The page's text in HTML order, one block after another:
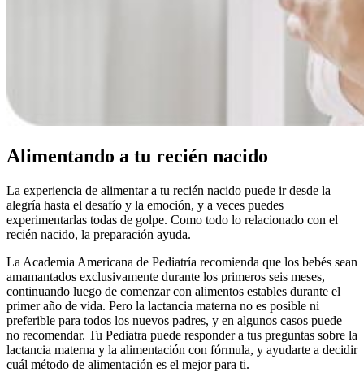
Alimentando a tu recién nacido
La experiencia de alimentar a tu recién nacido puede ir desde la
alegría hasta el desafío y la emoción, y a veces puedes
experimentarlas todas de golpe. Como todo lo relacionado con el
recién nacido, la preparación ayuda.
La Academia Americana de Pediatría recomienda que los bebés sean
amamantados exclusivamente durante los primeros seis meses,
continuando luego de comenzar con alimentos estables durante el
primer año de vida. Pero la lactancia materna no es posible ni
preferible para todos los nuevos padres, y en algunos casos puede
no recomendar. Tu Pediatra puede responder a tus preguntas sobre la
lactancia materna y la alimentación con fórmula, y ayudarte a decidir
cuál método de alimentación es el mejor para ti.